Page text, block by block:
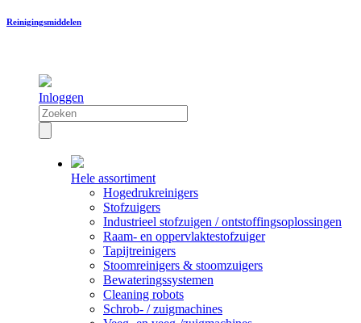
Reinigingsmiddelen
Inloggen
Hele assortiment
Hogedrukreinigers
Stofzuigers
Industrieel stofzuigen / ontstoffingsoplossingen
Raam- en oppervlaktestofzuiger
Tapijtreinigers
Stoomreinigers & stoomzuigers
Bewateringssystemen
Cleaning robots
Schrob- / zuigmachines